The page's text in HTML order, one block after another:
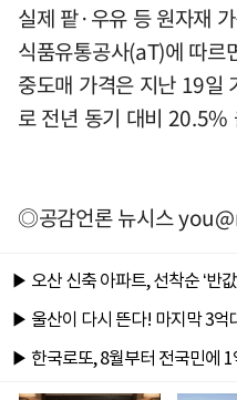
실제 팥·우유 등 원자재
식품유통공사(aT)에 따르
중도매 가격은 지난 19
로 전년 동기 대비 20.5%
◎공감언론 뉴시스